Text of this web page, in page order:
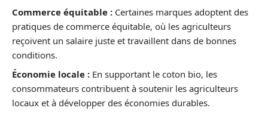
Commerce équitable : Certaines marques adoptent des
pratiques de commerce équitable, où les agriculteurs
reçoivent un salaire juste et travaillent dans de bonnes
conditions.
Économie locale : En supportant le coton bio, les
consommateurs contribuent à soutenir les agriculteurs
locaux et à développer des économies durables.